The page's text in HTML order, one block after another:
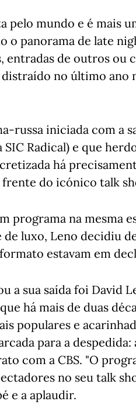
pelo mundo e é mais
o panorama de late
entradas de outros ou
distraído no último
russa iniciada com a
Radical) e que
há
frente do icónico talk
programa na mesma
de luxo, Leno decidiu
estavam em
a sua saída foi David
há mais de duas
populares e
para a
com a CBS. "O
no seu talk
e a aplaudir.